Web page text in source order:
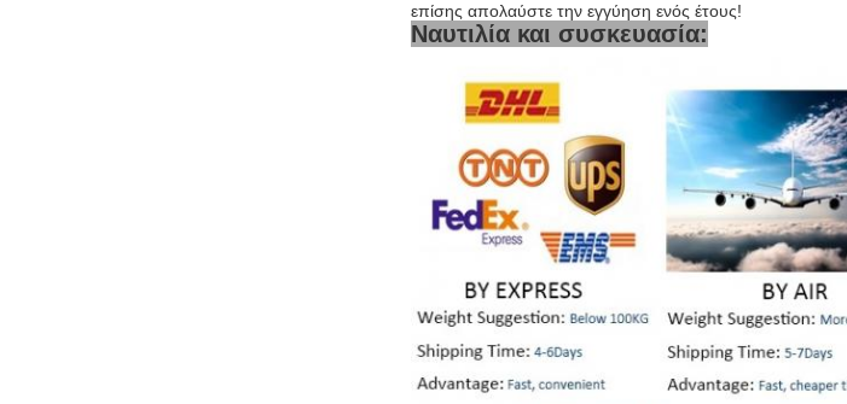
επίσης απολαύστε την εγγύηση ενός έτους!
Ναυτιλία και συσκευασία: